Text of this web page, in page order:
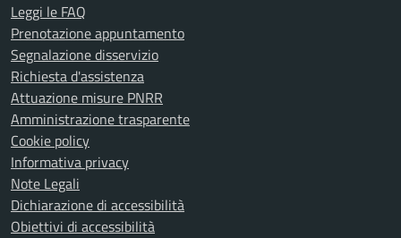
Leggi le FAQ
Prenotazione appuntamento
Segnalazione disservizio
Richiesta d'assistenza
Attuazione misure PNRR
Amministrazione trasparente
Cookie policy
Informativa privacy
Note Legali
Dichiarazione di accessibilità
Obiettivi di accessibilità